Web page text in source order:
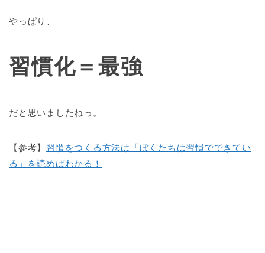
やっぱり、
習慣化＝最強
だと思いましたねっ。
【参考】 習慣をつくる方法は「ぼくたちは習慣でできてい
る」を読めばわかる！